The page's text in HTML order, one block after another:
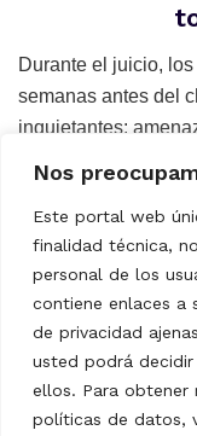
Nos
Este portal web
finalidad técnica,
personal de los
contiene enlaces a
de privacidad
usted podrá
ellos. Para obtener
políticas de datos,
Durante el juicio,
semanas antes del
inquietantes:
y escenas de
segundos antes del
fondo y no hubo
fue “metódico,
captada por una
avanzando recto,
un muro a toda
y propósito.